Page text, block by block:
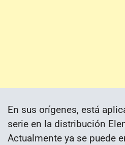
En sus orígenes, está
serie en la distribución
Actualmente ya se puede